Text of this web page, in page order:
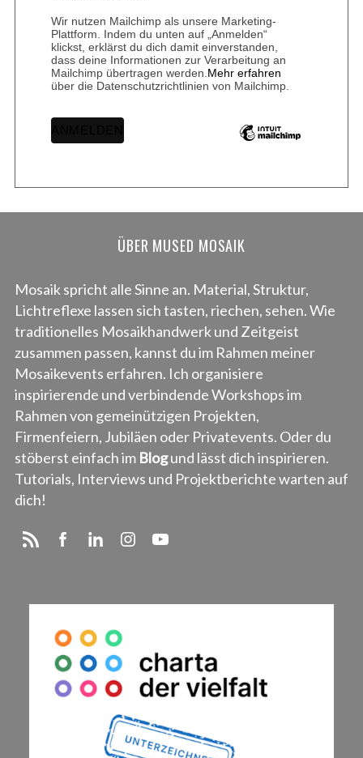
Wir nutzen Mailchimp als unsere Marketing-
Plattform. Indem du unten auf „Anmelden“
klickst, erklärst du dich damit einverstanden,
dass deine Informationen zur Verarbeitung an
Mailchimp übertragen werden.Mehr erfahren
über die Datenschutzrichtlinien von Mailchimp.
ÜBER MUSED MOSAIK
Mosaik spricht alle Sinne an. Material, Struktur,
Lichtreflexe lassen sich tasten, riechen, sehen. Wie
traditionelles Mosaikhandwerk und Zeitgeist
zusammen passen, kannst du im Rahmen meiner
Mosaikevents erfahren. Ich organisiere
inspirierende und verbindende Workshops im
Rahmen von gemeinützigen Projekten,
Firmenfeiern, Jubiläen oder Privatevents. Oder du
stöberst einfach im Blogund lässt dich inspirieren.
Tutorials, Interviews und Projektberichte warten auf
dich!